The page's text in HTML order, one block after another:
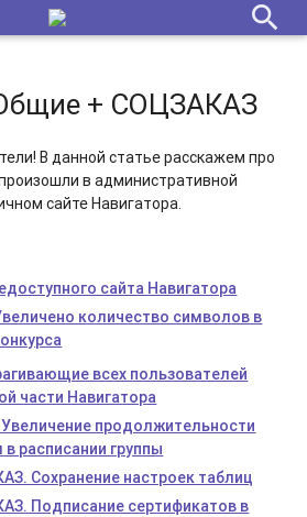
search
+ СОЦЗАКАЗ
В данной статье расскажем про
в административной
сайте Навигатора.
сайта Навигатора
количество символов в
всех пользователей
части Навигатора
Увеличение продолжительности
в расписании группы
Сохранение настроек таблиц
Подписание сертификатов в